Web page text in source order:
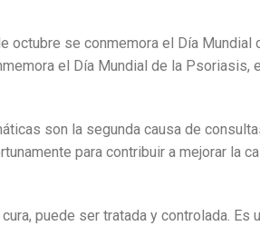
octubre se conmemora el Día
el Día Mundial de la Psoriasis,
son la segunda causa de
para contribuir a mejorar la
puede ser tratada y controlada. Es